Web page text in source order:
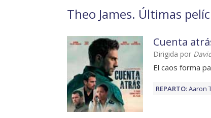
Theo James. Últimas
Cuenta
Dirigida por
El caos forma
REPARTO: Aaron